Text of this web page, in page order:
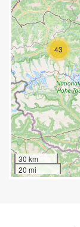
43
30 km
20 mi